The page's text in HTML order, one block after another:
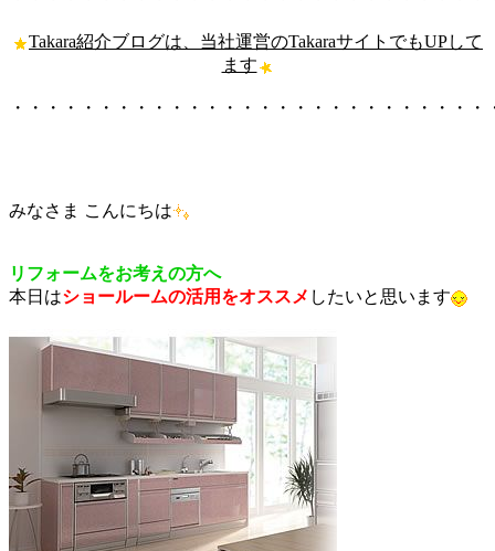
Takara紹介ブログは、当社運営のTakaraサイトでもUPして
ます
・・・・・・・・・・・・・・・・・・・・・・・・・・
みなさま こんにちは
リフォームをお考えの方へ
本日はショールームの活用をオススメ したいと思います